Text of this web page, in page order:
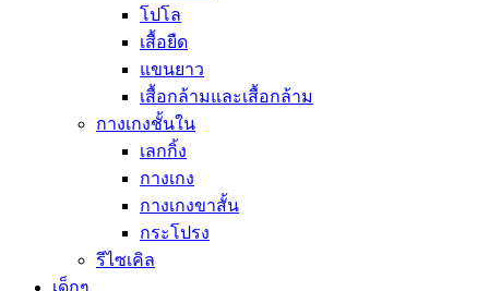
โปโล
เสื้อยืด
แขนยาว
เสื้อกล้ามและเสื้อกล้าม
กางเกงชั้นใน
เลกกิ้ง
กางเกง
กางเกงขาสั้น
กระโปรง
รีไซเคิล
เด็กๆ